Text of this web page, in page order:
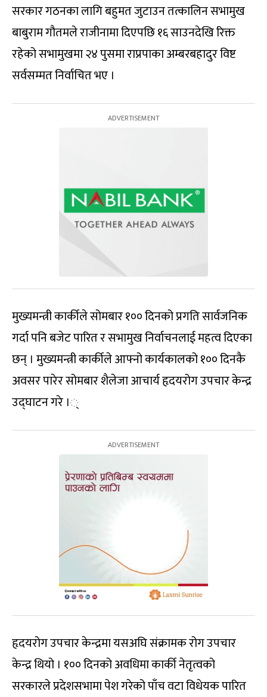
सरकार गठनका लागि बहुमत जुटाउन तत्कालिन सभामुख
बाबुराम गौतमले राजीनामा दिएपछि १६ साउनदेखि रिक्त
रहेको सभामुखमा २४ पुसमा राप्रपाका अम्बरबहादुर विष्ट
सर्वसम्मत निर्वाचित भए ।
मुख्यमन्त्री कार्कीले सोमबार १०० दिनको प्रगति सार्वजनिक
गर्दा पनि बजेट पारित र सभामुख निर्वाचनलाई महत्व दिएका
छन् । मुख्यमन्त्री कार्कीले आफ्नो कार्यकालको १०० दिनकै
अवसर पारेर सोमबार शैलेजा आचार्य हृदयरोग उपचार केन्द्र
उद्घाटन गरे ।्
हृदयरोग उपचार केन्द्रमा यसअघि संक्रामक रोग उपचार
केन्द्र थियो । १०० दिनको अवधिमा कार्की नेतृत्वको
सरकारले प्रदेशसभामा पेश गरेको पाँच वटा विधेयक पारित